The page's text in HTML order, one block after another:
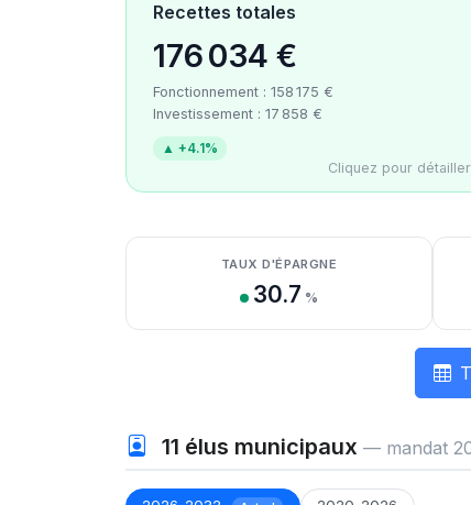
Recettes totales
176 034 €
Fonctionnement : 158 175 €
Investissement : 17 858 €
▲ +4.1%
Cliquez pour détailler
Détail des recettes
Détail des dépenses
Détail de la trésorerie
TAUX D'ÉPARGNE
30.7 %
11 élus municipaux — mandat